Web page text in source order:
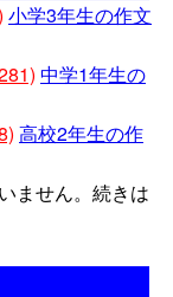
小学3年生の作文
中学1年生の
高校2年生の作
ません。続きは